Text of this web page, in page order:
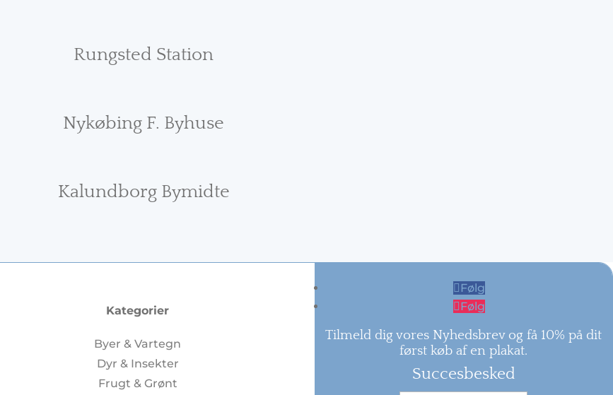
Rungsted Station
Nykøbing F. Byhuse
Kalundborg Bymidte
Kategorier
Byer & Vartegn
Dyr & Insekter
Frugt & Grønt
Følg
Følg
Tilmeld dig vores Nyhedsbrev og få 10% på dit
først køb af en plakat.
Succesbesked